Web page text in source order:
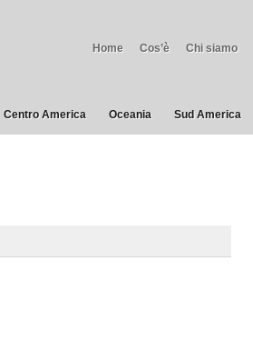
Home Cos’è Chi siamo
Centro America Oceania Sud America